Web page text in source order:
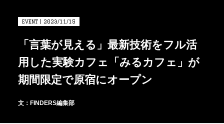
EVENT | 2023/11/15
「言葉が見える」最新技術をフル活
用した実験カフェ「みるカフェ」が
期間限定で原宿にオープン
文：FINDERS編集部